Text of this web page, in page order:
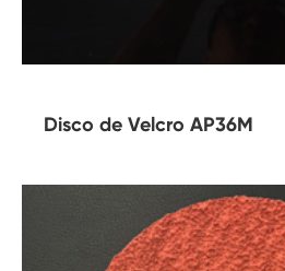
Disco de Velcro AP36M